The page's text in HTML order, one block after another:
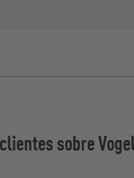
sobre